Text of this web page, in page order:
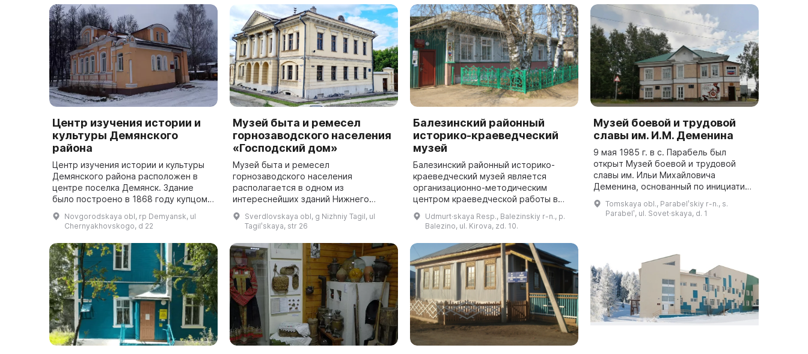
Центр изучения истории и
культуры Демянского
района
Центр изучения истории и культуры
Демянского района расположен в
центре поселка Демянск. Здание
было построено в 1868 году купцом
Григорием Максимовичем
Сметаниным и в 1901 году уже было
отмечено на п...
Novgorodskaya obl, rp Demyansk, ul
Chernyakhovskogo, d 22
Музей быта и ремесел
горнозаводского населения
«Господский дом»
Музей быта и ремесел
горнозаводского населения
располагается в одном из
интереснейших зданий Нижнего
Тагила — так называемом
«Господском доме». Это памятник
архитектуры федерального значения
эпохи поз...
Sverdlovskaya obl, g Nizhniy Tagil, ul
Tagilʹskaya, str 26
Балезинский районный
историко-краеведческий
музей
Балезинский районный историко-
краеведческий музей является
организационно-методическим
центром краеведческой работы в
районе. Здесь работают постоянные
экспозиции, посвященные
этнографии, советскому б...
Udmurt·skaya Resp., Balezinskiy r-n., p.
Balezino, ul. Kirova, zd. 10.
Музей боевой и трудовой
славы им. И.М. Деменина
9 мая 1985 г. в с. Парабель был
открыт Музей боевой и трудовой
славы им. Ильи Михайловича
Деменина, основанный по инициативе
ветерана Великой Отечественной
войны 1941–1945 гг. Сбор материала
для музея...
Tomskaya obl., Parabelʹskiy r-n., s.
Parabelʹ, ul. Sovet·skaya, d. 1